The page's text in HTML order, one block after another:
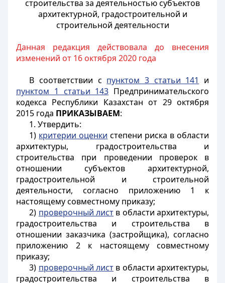
строительства за деятельностью субъектов
архитектурной, градостроительной и
строительной деятельности
Данная редакция действовала до внесения
изменений от 16 октября 2020 года
В соответствии с пунктом 3 статьи 141
и
пунктом 1 статьи 143 Предпринимательского
кодекса Республики Казахстан от 29 октября
2015 года ПРИКАЗЫВАЕМ:
1. Утвердить:
1) критерии оценки степени риска в области
архитектуры, градостроительства и
строительства при проведении проверок в
отношении субъектов архитектурной,
градостроительной и строительной
деятельности, согласно приложению 1 к
настоящему совместному приказу;
2) проверочный лист в области архитектуры,
градостроительства и строительства в
отношении заказчика (застройщика), согласно
приложению 2 к настоящему совместному
приказу;
3) проверочный лист в области архитектуры,
градостроительства и строительства в